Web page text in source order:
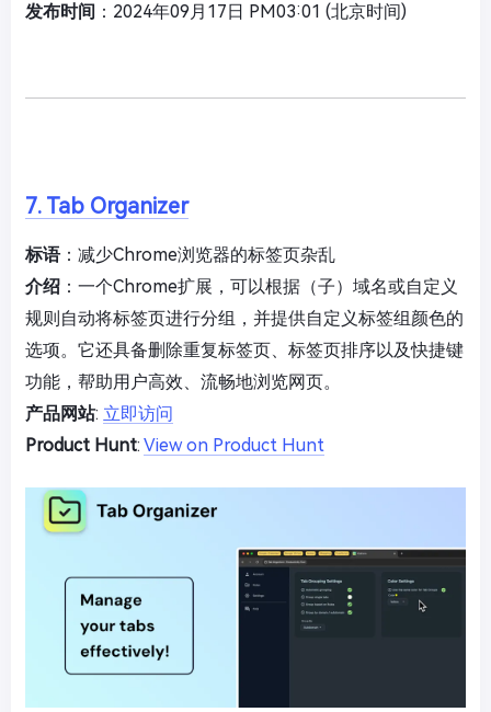
发布时间 ：2024年09月17日 PM03:01 (北京时间)
7. Tab Organizer
标语：减少Chrome浏览器的标签页杂乱
介绍 ：一个Chrome扩展，可以根据（子）域名或自定义
规则自动将标签页进行分组，并提供自定义标签组颜色的
选项。它还具备删除重复标签页、标签页排序以及快捷键
功能，帮助用户高效、流畅地浏览网页。
产品网站: 立即访问
Product Hunt: View on Product Hunt